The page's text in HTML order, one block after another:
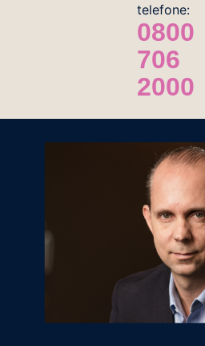
telefone:
0800
706
2000